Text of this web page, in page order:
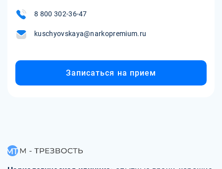
8 800 302-36-47
kuschyovskaya@narkopremium.ru
Записаться на прием